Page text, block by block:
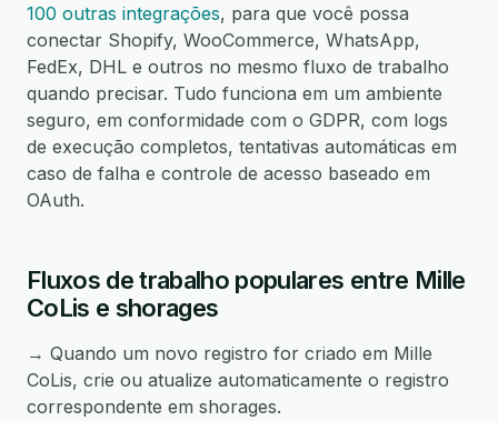
100 outras integrações, para que você possa
conectar Shopify, WooCommerce, WhatsApp,
FedEx, DHL e outros no mesmo fluxo de trabalho
quando precisar. Tudo funciona em um ambiente
seguro, em conformidade com o GDPR, com logs
de execução completos, tentativas automáticas em
caso de falha e controle de acesso baseado em
OAuth.
Fluxos de trabalho populares entre Mille
CoLis e shorages
→ Quando um novo registro for criado em Mille
CoLis, crie ou atualize automaticamente o registro
correspondente em shorages.